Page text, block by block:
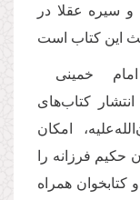
سیره عقلا در
خمينی‌
کتاب‌های
امكان
حكيم فرزانه را
کتابخوان همراه